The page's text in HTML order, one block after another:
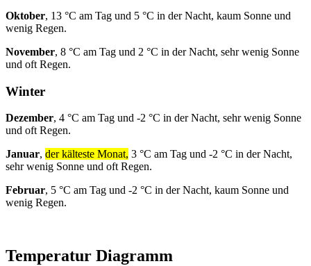
Oktober, 13 °C am Tag und 5 °C in der Nacht, kaum Sonne und
wenig Regen.
November, 8 °C am Tag und 2 °C in der Nacht, sehr wenig Sonne
und oft Regen.
Winter
Dezember, 4 °C am Tag und -2 °C in der Nacht, sehr wenig Sonne
und oft Regen.
Januar, der kälteste Monat, 3 °C am Tag und -2 °C in der Nacht,
sehr wenig Sonne und oft Regen.
Februar, 5 °C am Tag und -2 °C in der Nacht, kaum Sonne und
wenig Regen.
Temperatur Diagramm